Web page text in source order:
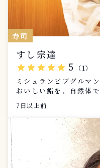
寿司
すし宗達
star star star star star 5
（1）
ミシュランビブグルマ
おいしい鮨を、自然体
7日以上前